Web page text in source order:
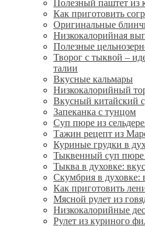
Полезный паштет из
Как приготовить
Оригинальные
Низкокалорийная
Полезные
Творог с тыквой –
талии
Вкусные кальмары
Низкокалорийный
Вкусный китайский
Запеканка с тунцом
Суп пюре из
Тажин рецепт из
Куриные грудки в
Тыквенный суп пюре
Тыква в духовке:
Скумбрия в духовке:
Как приготовить
Мясной рулет из
Низкокалорийные
Рулет из куриного